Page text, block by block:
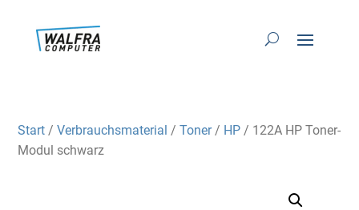
Start /Verbrauchsmaterial /Toner/ HP / 122A HP Toner-
Modul schwarz